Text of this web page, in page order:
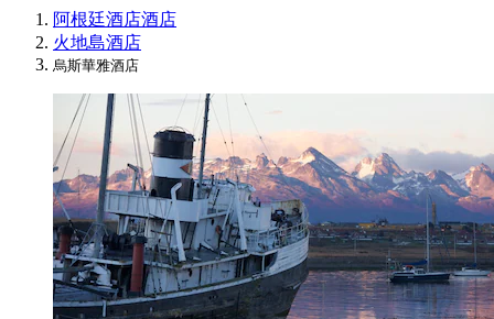
阿根廷酒店酒店
火地島酒店
烏斯華雅酒店